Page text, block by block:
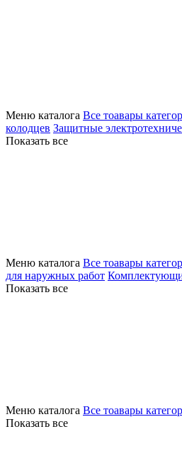
Меню каталога Все тоавары
колодцев Защитные
Показать все
Меню каталога Все тоавары
для наружных работ
Показать все
Меню каталога Все тоавары
Показать все